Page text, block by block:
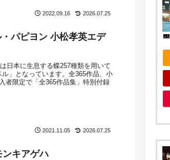
2022.09.16 2026.07.25
パピヨン 小松孝英エデ
日本に生息する蝶257種類を用いて
」となっています。全365作品、小
者限定で「全365作品集」特別付録
2021.11.05 2026.07.25
ンキアゲハ